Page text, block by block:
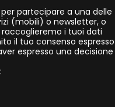
partecipare a una delle
(mobili) o newsletter, o
raccoglieremo i tuoi dati
il tuo consenso espresso
espresso una decisione